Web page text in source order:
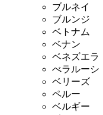
ブルネイ
ブルンジ
ベトナム
ベナン
ベネズエラ
べラルーシ
ベリーズ
ペルー
ベルギー